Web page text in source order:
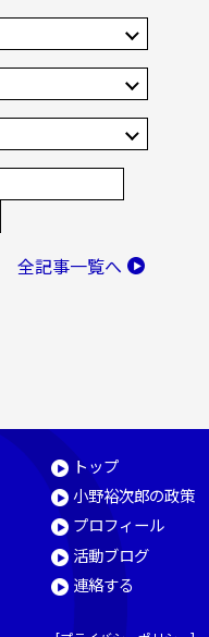
全記事一覧へ
トップ
小野裕次郎の政策
プロフィール
活動ブログ
連絡する